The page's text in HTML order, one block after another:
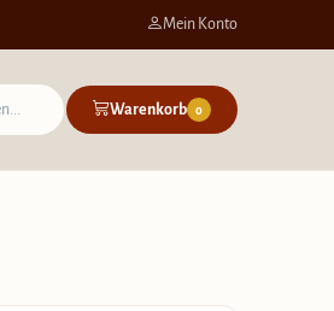
Mein Konto
Warenkorb 0